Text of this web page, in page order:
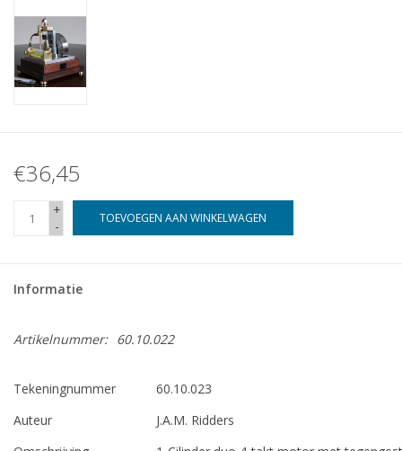
€36,45
+
-
TOEVOEGEN AAN WINKELWAGEN
Informatie
Artikelnummer: 60.10.022
Tekeningnummer
60.10.023
Auteur
J.A.M. Ridders